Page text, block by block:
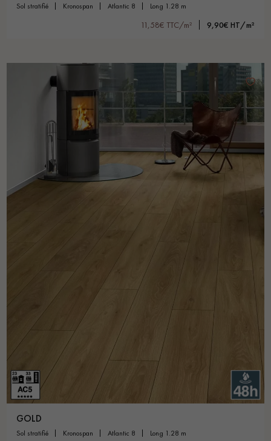
sol stratifié kronospan atlantic 8 long 1.28 m
11,58€ TTC/m² 9,90€ HT/m²
GOLD
sol stratifié kronospan atlantic 8 long 1.28 m